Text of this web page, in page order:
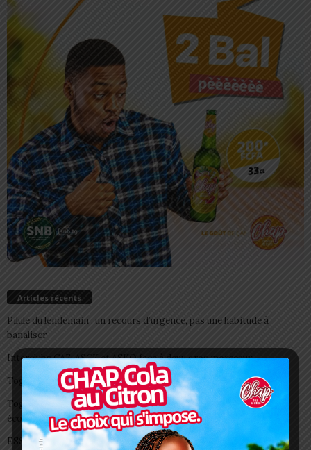
Articles récents
Pilule du lendemain : un recours d’urgence, pas une habitude à
banaliser
Interclubs CAF: ASCK et ASKO face à deux gros morceaux
Togo/ Boissons énergisantes: l’État tire la sonnette d’alarme
Togo/ Rentrée scolaire 2026-2027: consultez la liste officielle des
écoles autorisées
ESSAL 2026 : les admissibles convoqués pour la visite médicale à